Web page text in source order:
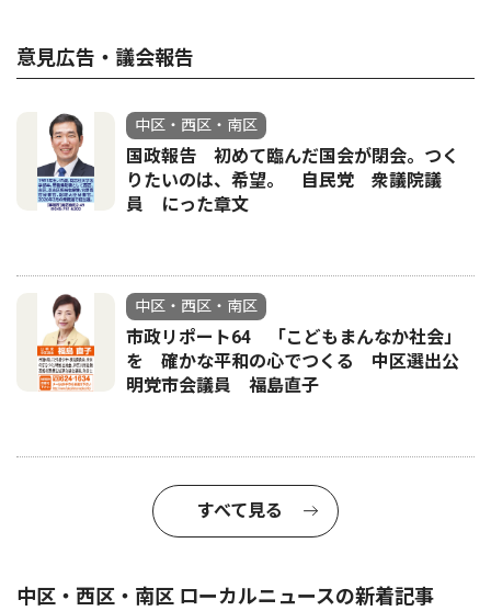
意見広告・議会報告
中区・西区・南区
国政報告 初めて臨んだ国会が閉会。つく
りたいのは、希望。 自民党 衆議院議
員 にった章文
中区・西区・南区
市政リポート64 「こどもまんなか社会」
を 確かな平和の心でつくる 中区選出公
明党市会議員 福島直子
すべて見る
中区・西区・南区 ローカルニュースの新着記事